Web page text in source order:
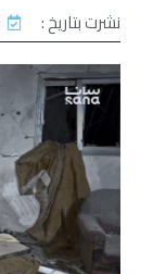
نشرت بتاريخ :